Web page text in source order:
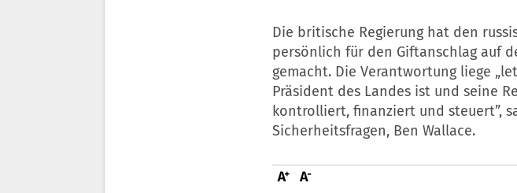
Die britische Regierung hat den
persönlich für den Giftanschlag auf
gemacht. Die Verantwortung liege
Präsident des Landes ist und seine
kontrolliert, finanziert und steuert”,
Sicherheitsfragen, Ben Wallace.